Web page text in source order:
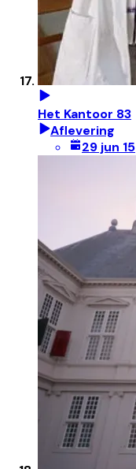
Het Kantoor 83
Aflevering
29 jun 15